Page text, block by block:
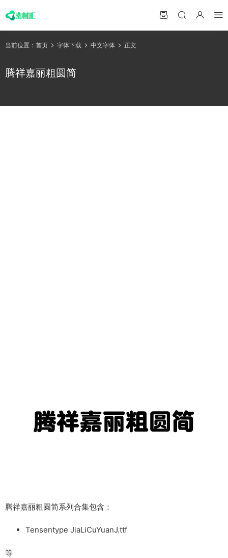
当前位置： 首页 字体下载 中文字体 正文
腾祥嘉丽粗圆简
腾祥嘉丽粗圆简系列合集包含：
Tensentype JiaLiCuYuanJ.ttf
等